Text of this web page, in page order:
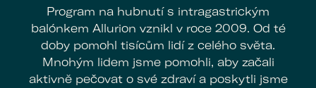
Program na hubnutí s intragastrickým
balónkem Allurion vznikl v roce 2009. Od té
doby pomohl tisícům lidí z celého světa.
Mnohým lidem jsme pomohli, aby začali
aktivně pečovat o své zdraví a poskytli jsme